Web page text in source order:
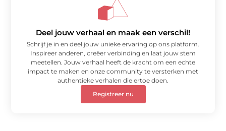
Deel jouw verhaal en maak een verschil!
Schrijf je in en deel jouw unieke ervaring op ons platform.
Inspireer anderen, creëer verbinding en laat jouw stem
meetellen. Jouw verhaal heeft de kracht om een echte
impact te maken en onze community te versterken met
authentieke verhalen die ertoe doen.
Registreer nu